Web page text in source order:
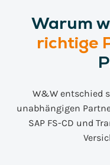
Warum
richtige
W&W entschied
unabhängigen
SAP FS-CD und